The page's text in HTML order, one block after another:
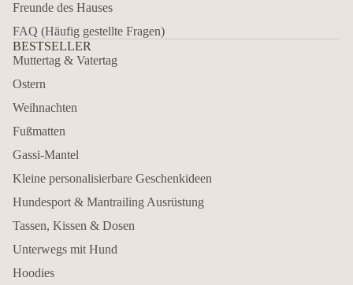
Freunde des Hauses
FAQ (Häufig gestellte Fragen)
BESTSELLER
Muttertag & Vatertag
Ostern
Weihnachten
Fußmatten
Gassi-Mantel
Kleine personalisierbare Geschenkideen
Hundesport & Mantrailing Ausrüstung
Tassen, Kissen & Dosen
Unterwegs mit Hund
Hoodies